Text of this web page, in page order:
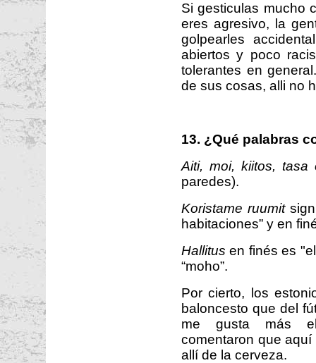
Si gesticulas mucho
eres agresivo, la
golpearles
abiertos y poco
tolerantes en
de sus cosas, alli no
13. ¿Qué palabras
Aiti, moi, kiitos,
paredes).
Koristame ruumit
habitaciones” y en
Hallitus en finés es
“moho”.
Por cierto, los
baloncesto que del
me gusta más el
comentaron que
allí de la cerveza.